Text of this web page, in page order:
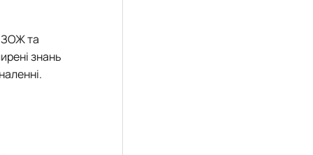
ЗОЖ та
знань